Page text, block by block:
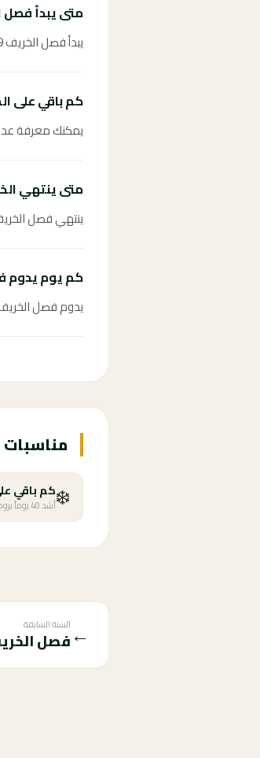
متى يبدأ فصل
يبدأ فصل الخريف 2029 في ١٤ جمادى الأولى ١٤٥١ هـ، وهو موعد الاعتدال الخريفي فلكياً.
كم باقي على
يمكنك معرفة عدد الأيام
متى ينتهي
ينتهي فصل الخريف 2029 في ١٤ شعبان ١٤٥١ هـ ويبدأ بعده فصل
كم يوم يدوم
يدوم فصل الخريف فلكياً نحو 90 يوماً، من الثالث
❄️كم باقي
أشد 40 يوماً برودة في الشتاء السعودي
← السنة السابقة
فصل